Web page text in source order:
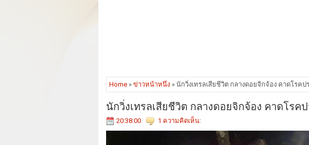
Home » ข่าวหน้าหนึ่ง » นักวิ่งเทรลเสียชีวิต กลางดอยจิกจ้อง คาดโรคป
นักวิ่งเทรลเสียชีวิต กลางดอยจิกจ้อง คาดโรค
20:38:00 1 ความคิดเห็น: